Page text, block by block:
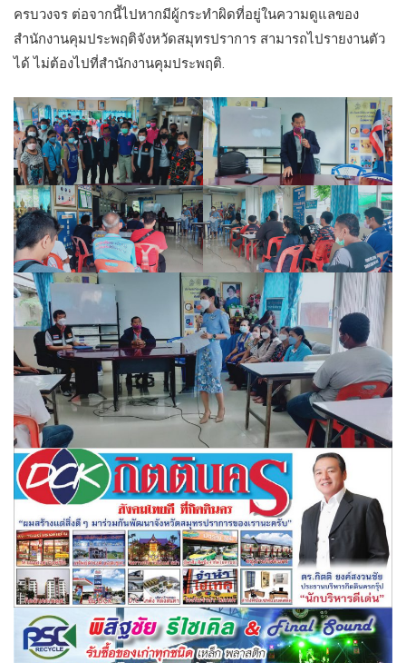
ครบวงจร ต่อจากนี้ไปหากมีผู้กระทำผิดที่อยู่ในความดูแลของ
สำนักงานคุมประพฤติจังหวัดสมุทรปราการ สามารถไปรายงานตัว
ได้ ไม่ต้องไปที่สำนักงานคุมประพฤติ.